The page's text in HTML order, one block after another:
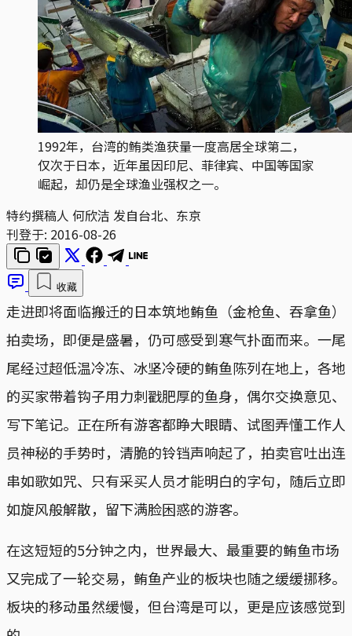
1992年，台湾的鲔类渔获量一度高居全球第二，
仅次于日本，近年虽因印尼、菲律宾、中国等国家
崛起，却仍是全球渔业强权之一。
特约撰稿人 何欣洁 发自台北、东京
刊登于: 2016-08-26
收藏
走进即将面临搬迁的日本筑地鲔鱼（金枪鱼、吞拿鱼）
拍卖场，即便是盛暑，仍可感受到寒气扑面而来。一尾
尾经过超低温冷冻、冰坚冷硬的鲔鱼陈列在地上，各地
的买家带着钩子用力刺戳肥厚的鱼身，偶尔交换意见、
写下笔记。正在所有游客都睁大眼睛、试图弄懂工作人
员神秘的手势时，清脆的铃铛声响起了，拍卖官吐出连
串如歌如咒、只有采买人员才能明白的字句，随后立即
如旋风般解散，留下满脸困惑的游客。
在这短短的5分钟之内，世界最大、最重要的鲔鱼市场
又完成了一轮交易，鲔鱼产业的板块也随之缓缓挪移。
板块的移动虽然缓慢，但台湾是可以，更是应该感觉到